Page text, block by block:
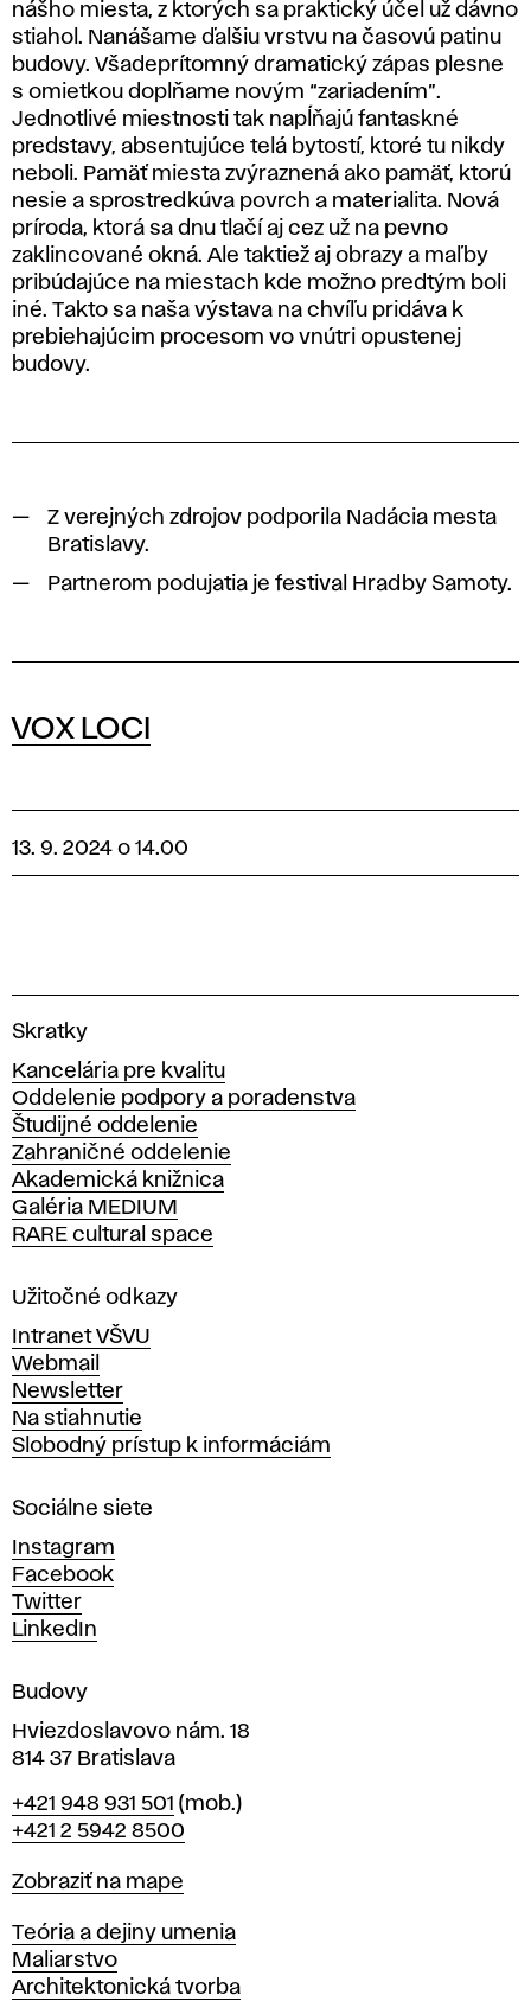
nášho miesta, z ktorých sa praktický účel už dávno
stiahol. Nanášame ďalšiu vrstvu na časovú patinu
budovy. Všadeprítomný dramatický zápas plesne
s omietkou doplňame novým “zariadením”.
Jednotlivé miestnosti tak napĺňajú fantaskné
predstavy, absentujúce telá bytostí, ktoré tu nikdy
neboli. Pamäť miesta zvýraznená ako pamäť, ktorú
nesie a sprostredkúva povrch a materialita. Nová
príroda, ktorá sa dnu tlačí aj cez už na pevno
zaklincované okná. Ale taktiež aj obrazy a maľby
pribúdajúce na miestach kde možno predtým boli
iné. Takto sa naša výstava na chvíľu pridáva k
prebiehajúcim procesom vo vnútri opustenej
budovy.
Z verejných zdrojov podporila Nadácia mesta
Bratislavy.
Partnerom podujatia je festival Hradby Samoty.
VOX LOCI
13. 9. 2024 o 14.00
V
s
o
k
á
š
k
o
a
ý
t
v
a
r
ý
c
h
u
m
e
í
v
r
a
i
l
a
v
Skratky
Kancelária pre kvalitu
Oddelenie podpory a poradenstva
Študijné oddelenie
Zahraničné oddelenie
Akademická knižnica
Galéria MEDIUM
RARE cultural space
Užitočné odkazy
Intranet VŠVU
Webmail
Newsletter
Na stiahnutie
Slobodný prístup k informáciám
Sociálne siete
Instagram
Facebook
Twitter
LinkedIn
Budovy
Hviezdoslavovo nám. 18
814 37 Bratislava
Telefón
+421 948 931 501 (mob.)
+421 2 5942 8500
Mapa
Zobraziť na mape
Katedry
Teória a dejiny umenia
Maliarstvo
Architektonická tvorba